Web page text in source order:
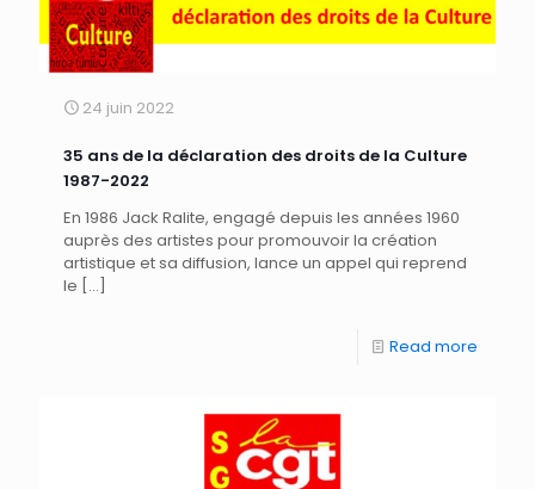
24 juin 2022
35 ans de la déclaration des droits de la Culture
1987-2022
En 1986 Jack Ralite, engagé depuis les années 1960
auprès des artistes pour promouvoir la création
artistique et sa diffusion, lance un appel qui reprend
le […]
Read more